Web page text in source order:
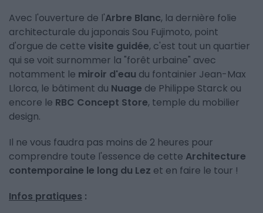
Avec l'ouverture de l'Arbre Blanc, la dernière folie
architecturale du japonais Sou Fujimoto, point
d'orgue de cette visite guidée, c'est tout un quartier
qui se voit surnommer la "forêt urbaine" avec
notamment le miroir d'eau du fontainier Jean-Max
Llorca, le bâtiment du Nuage de Philippe Starck ou
encore le RBC Concept Store, temple du mobilier
design.
Il ne vous faudra pas moins de 2 heures pour
comprendre toute l'essence de cette Architecture
contemporaine le long du Lez et en faire le tour !
Infos pratiques :